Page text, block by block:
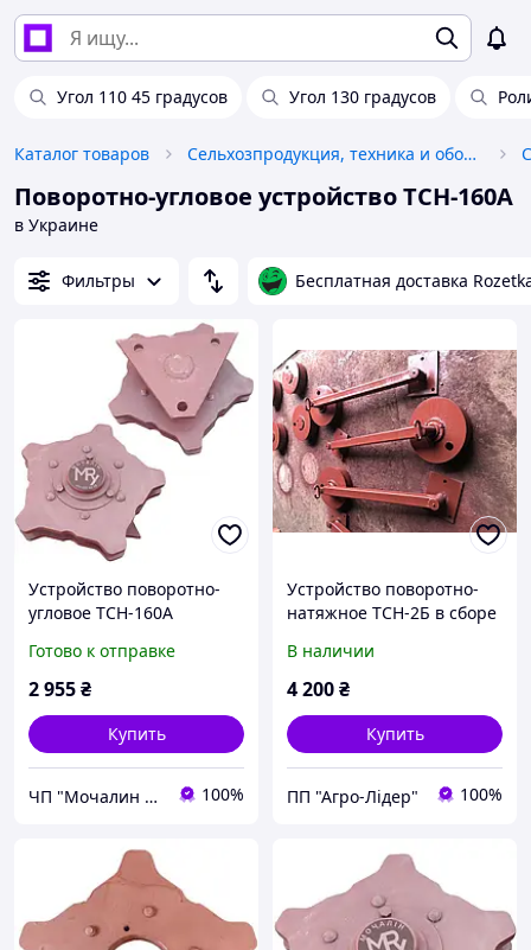
Угол 110 45 градусов Угол 130 градусов
Каталог товаров Сельхозпродукция, техника и оборудование
Поворотно-угловое устройство ТСН-160А
в Украине
Фильтры Бесплатная доставка
Устройство поворотно-
угловое ТСН-160А
Готово к отправке
2 955₴
Купить
ЧП "Мочалин Р.Ю." 100%
Устройство поворотно-
натяжное ТСН-2Б в сборе
В наличии
4 200₴
Купить
ПП "Агро-Лідер" 100%